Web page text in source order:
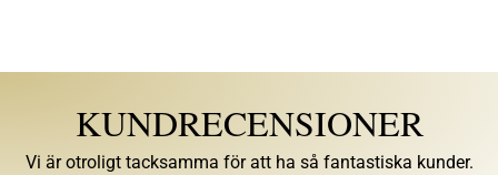
KUNDRECENSIONER
Vi är otroligt tacksamma för att ha så fantastiska kunder.